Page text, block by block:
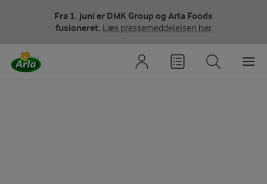
Fra 1. juni er DMK Group og Arla Foods
fusioneret. Læs pressemeddelelsen her